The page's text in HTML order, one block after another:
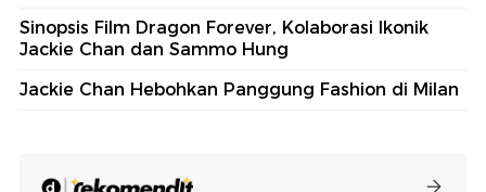
Sinopsis Film Dragon Forever, Kolaborasi Ikonik
Jackie Chan dan Sammo Hung
Jackie Chan Hebohkan Panggung Fashion di Milan